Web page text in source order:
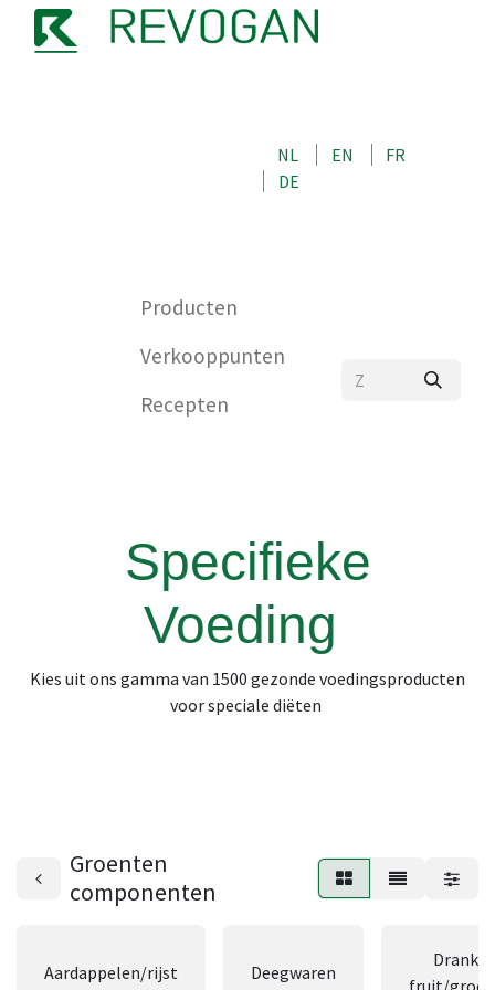
NL EN
FR
DE
Producten
Verkooppunten
Recepten
Specifieke
Voeding
Kies uit ons gamma van 1500 gezonde voedingsproducten
voor speciale diëten
Groenten
componenten
Aardappelen/rijst Deegwaren
fruit/